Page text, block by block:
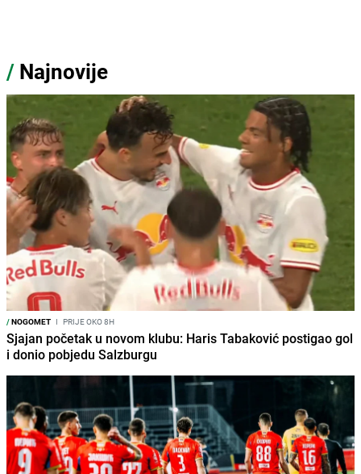
/ Najnovije
/NOGOMET I PRIJE OKO 8H
Sjajan početak u novom klubu: Haris Tabaković postigao gol
i donio pobjedu Salzburgu